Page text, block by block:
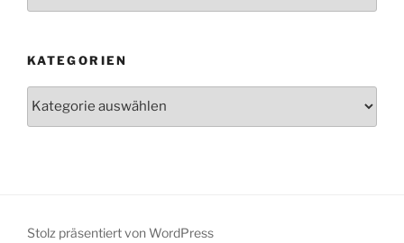
KATEGORIEN
Stolz präsentiert von WordPress